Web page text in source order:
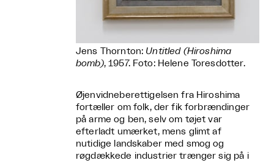
Jens Thornton: Untitled (Hiroshima
bomb), 1957. Foto: Helene Toresdotter.
Øjenvidneberettigelsen fra Hiroshima
fortæller om folk, der fik forbrændinger
på arme og ben, selv om tøjet var
efterladt umærket, mens glimt af
nutidige landskaber med smog og
røgdækkede industrier trænger sig på i